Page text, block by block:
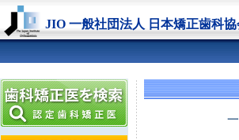
JIO 一般社団法人 日本矯正歯科協